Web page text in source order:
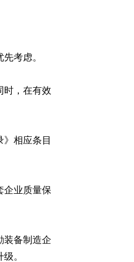
考虑。
时，在有效
相应条目
企业质量保
装备制造企
。